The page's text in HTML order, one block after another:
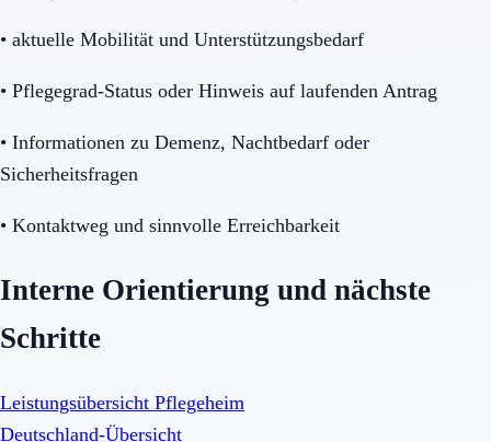
• aktuelle Mobilität und Unterstützungsbedarf
• Pflegegrad-Status oder Hinweis auf laufenden Antrag
• Informationen zu Demenz, Nachtbedarf oder
Sicherheitsfragen
• Kontaktweg und sinnvolle Erreichbarkeit
Interne Orientierung und nächste
Schritte
Leistungsübersicht Pflegeheim
Deutschland-Übersicht